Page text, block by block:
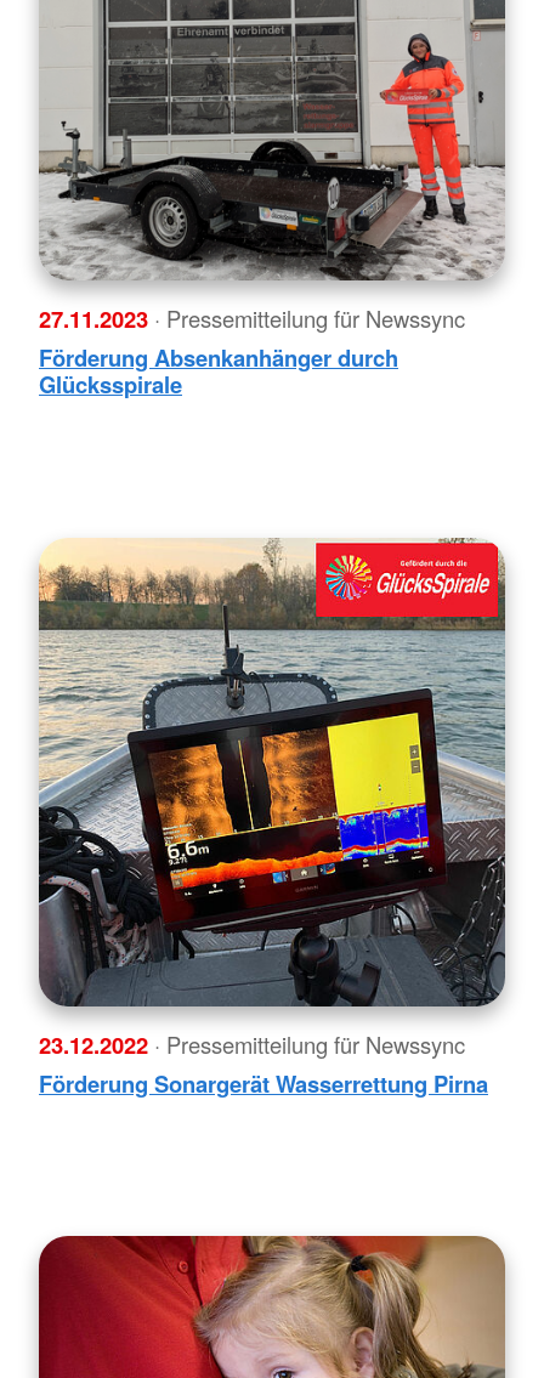
27.11.2023 · Pressemitteilung für Newssync
Förderung Absenkanhänger durch
Glücksspirale
23.12.2022 · Pressemitteilung für Newssync
Förderung Sonargerät Wasserrettung Pirna